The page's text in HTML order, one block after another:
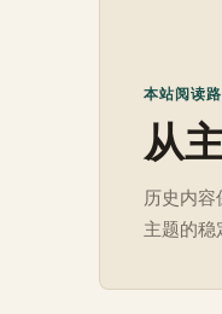
本站阅读
从
历史内
主题的稳